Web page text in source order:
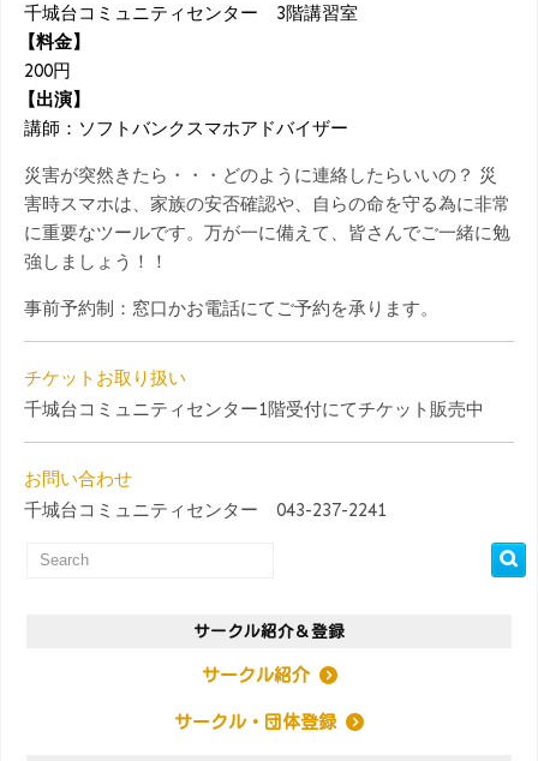
千城台コミュニティセンター 3階講習室
【料金】
200円
【出演】
講師：ソフトバンクスマホアドバイザー
災害が突然きたら・・・どのように連絡したらいいの？ 災
害時スマホは、家族の安否確認や、自らの命を守る為に非常
に重要なツールです。万が一に備えて、皆さんでご一緒に勉
強しましょう！！
事前予約制：窓口かお電話にてご予約を承ります。
チケットお取り扱い
千城台コミュニティセンター1階受付にてチケット販売中
お問い合わせ
千城台コミュニティセンター 043-237-2241
サークル紹介＆登録
サークル紹介
サークル・団体登録